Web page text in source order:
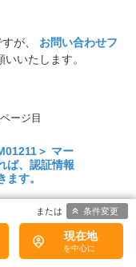
が、 お問い合わせフ
いたします。
ージ目
現在地
条件変更